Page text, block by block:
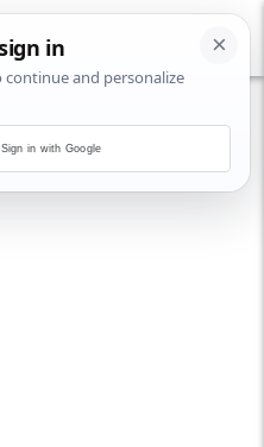
Sign in with Google